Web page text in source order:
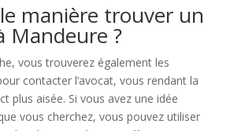
manière trouver un
Mandeure ?
vous trouverez également les
contacter l’avocat, vous rendant la
plus aisée. Si vous avez une idée
vous cherchez, vous pouvez utiliser